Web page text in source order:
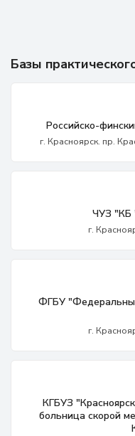
Базы
Российско-
г. Красноярск. пр.
ЧУЗ
г.
ФГБУ
г.
КГБУЗ
больница скорой